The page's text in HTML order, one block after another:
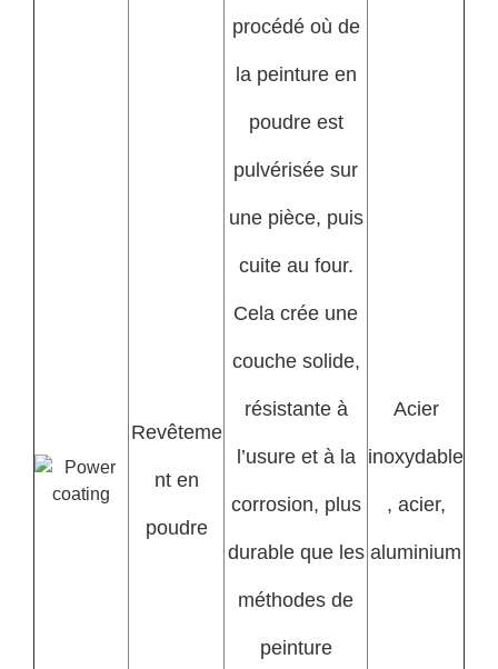
Revêteme
nt en
poudre
procédé où de
la peinture en
poudre est
pulvérisée sur
une pièce, puis
cuite au four.
Cela crée une
couche solide,
résistante à
l’usure et à la
corrosion, plus
durable que les
méthodes de
peinture
Acier
inoxydable
, acier,
aluminium